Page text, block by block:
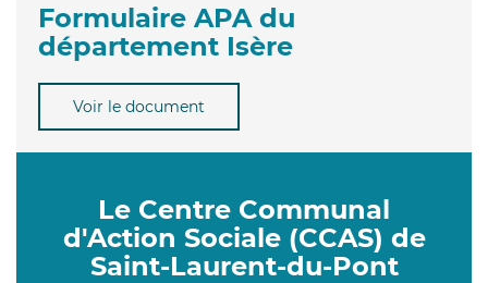
Formulaire APA du
département Isère
Voir le document
Le Centre Communal
d'Action Sociale (CCAS) de
Saint-Laurent-du-Pont